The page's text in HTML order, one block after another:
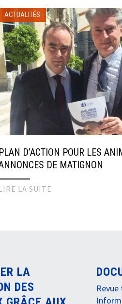
ACTUALITÉS
PLAN D’ACTION POUR LES
DE MATIGNON
LA SUITE
LA
DES